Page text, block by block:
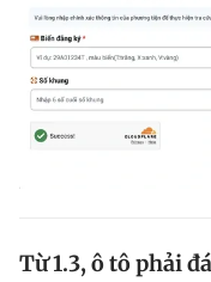
Từ 1.3, ô tô phải